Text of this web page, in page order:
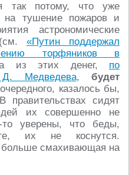
так потому, что уже
на тушение пожаров и
астрономические
«Путин поддержал
торфяников в
из этих денег, по
Д. Медведева, будет
казалось бы,
правительствах сидят
их совершенно не
то уверены, что беды,
их не коснутся.
больше смахивающая на